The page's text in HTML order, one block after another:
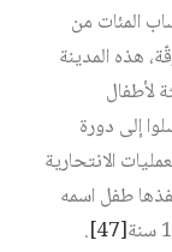
المئات من
هذه المدينة
مؤلمة أبرزها وصول 30 جثة لأطفال
إلى دورة
الانتحارية
طفل اسمه
[47]
.